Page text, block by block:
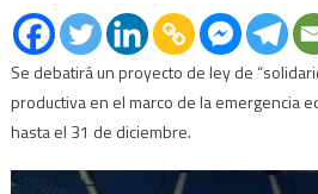
Se debatirá un proyecto de ley de
productiva en el marco de la emergencia
hasta el 31 de diciembre.